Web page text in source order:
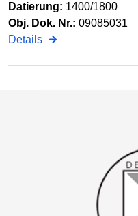
Datierung: 1400/1800
Obj. Dok. Nr.: 09085031
Details